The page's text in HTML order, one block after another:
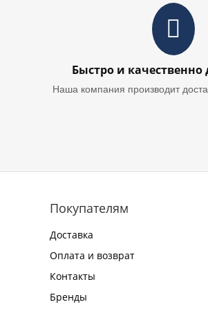
Быстро и качественно
Наша компания производит
Покупателям
Доставка
Оплата и возврат
Контакты
Бренды